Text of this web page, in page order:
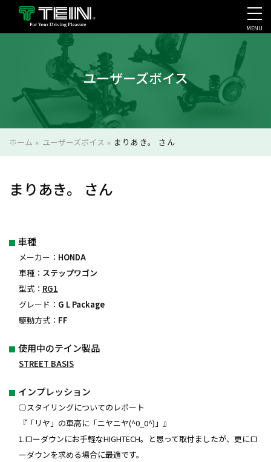
会社案内・採用・IR
MENU
ユーザーズボイス
ホーム » ユーザーズボイス » まりあき。 さん
まりあき。 さん
車種
メーカー： HONDA
車種： ステップワゴン
型式： RG1
グレード： G L Package
駆動方式： FF
使用中のテイン製品
STREET BASIS
インプレッション
○スタイリングについてのレポート
『「リヤ」の車高に「ニヤニヤ(^0_0^)」』
1.ローダウンにお手軽なHIGHTECH。と思って取付ましたが、更にロ
ーダウンを求める場合に最適です。